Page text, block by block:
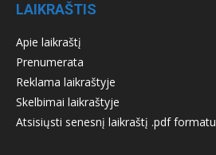
LAIKRAŠTIS
Apie laikraštį
Prenumerata
Reklama laikraštyje
Skelbimai laikraštyje
Atsisiųsti senesnį laikraštį .pdf formatu